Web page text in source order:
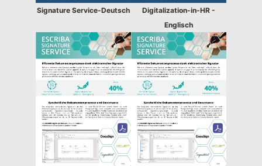
Signature Service-Deutsch
Digitalization-in-HR -
Englisch